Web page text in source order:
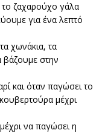
το ζαχαρούχο γάλα
για ένα λεπτό
χωνάκια, τα
βάζουμε στην
και όταν παγώσει το
μέχρι
να παγώσει η